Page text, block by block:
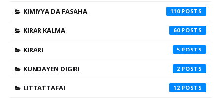
KIMIYYA DA FASAHA 110
KIRAR KALMA 60
KIRARI 5
KUNDAYEN DIGIRI 2
LITTATTAFAI 12